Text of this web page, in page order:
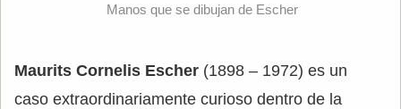
Manos que se dibujan de Escher
Maurits Cornelis Escher (1898 – 1972) es un
caso extraordinariamente curioso dentro de la